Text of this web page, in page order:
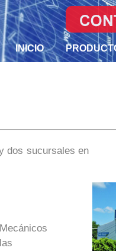
INICIO
dos sucursales en